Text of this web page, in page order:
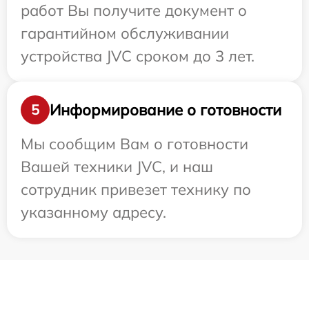
работ Вы получите документ о
гарантийном обслуживании
устройства JVC сроком до 3 лет.
5
Информирование о готовности
Мы сообщим Вам о готовности
Вашей техники JVC, и наш
сотрудник привезет технику по
указанному адресу.